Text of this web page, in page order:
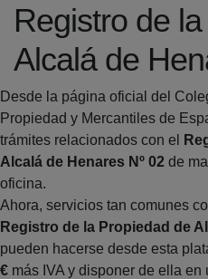
Registro de
Alcalá de
Desde la página oficial del
Propiedad y Mercantiles de
trámites relacionados con el
Alcalá de Henares Nº 02 de
oficina.
Ahora, servicios tan comunes
Registro de la Propiedad de
pueden hacerse desde esta
€ más IVA y disponer de ella